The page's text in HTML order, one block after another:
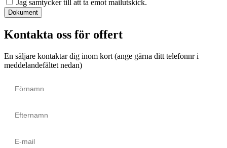
Jag samtycker till att ta emot mailutskick.
Dokument
Kontakta oss för offert
En säljare kontaktar dig inom kort (ange gärna ditt telefonnr i
meddelandefältet nedan)